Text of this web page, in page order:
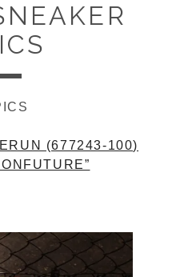
(677243-100)